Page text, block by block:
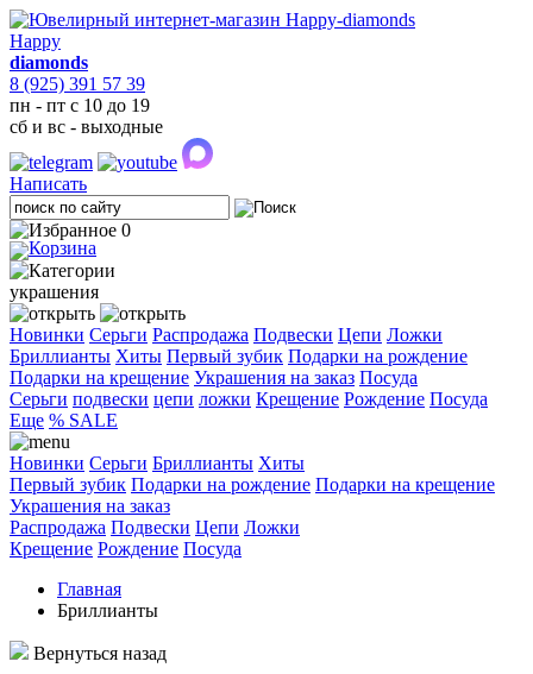
Happy
diamonds
8 (925) 391 57 39
пн - пт с 10 до 19
сб и вс - выходные
Написать
0
украшения
Новинки Серьги Распродажа Подвески Цепи Ложки
Бриллианты Хиты Первый зубик Подарки на рождение
Подарки на крещение Украшения на заказ Посуда
Cерьги подвески цепи ложки Крещение Рождение Посуда
Еще % SALE
Новинки Серьги Бриллианты Хиты
Первый зубик Подарки на рождение Подарки на крещение
Украшения на заказ
Распродажа Подвески Цепи Ложки
Крещение Рождение Посуда
Главная
Бриллианты
Вернуться назад